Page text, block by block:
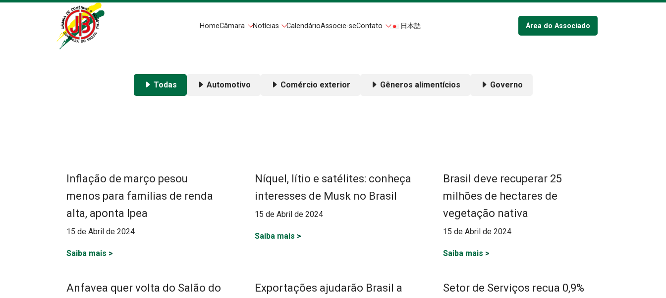
HomeCâmara Notícias CalendárioAssocie-seContato 日本語 Área do Associado
Todas Automotivo Comércio exterior Gêneros alimentícios Governo
Inflação de março pesou
menos para famílias de renda
alta, aponta Ipea
15 de Abril de 2024
Saiba mais >
Níquel, lítio e satélites: conheça
interesses de Musk no Brasil
15 de Abril de 2024
Saiba mais >
Brasil deve recuperar 25
milhões de hectares de
vegetação nativa
15 de Abril de 2024
Saiba mais >
Anfavea quer volta do Salão do
Exportações ajudarão Brasil a
Setor de Serviços recua 0,9%